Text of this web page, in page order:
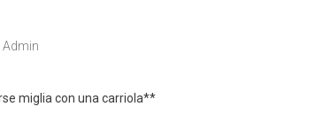
Admin
miglia con una carriola**